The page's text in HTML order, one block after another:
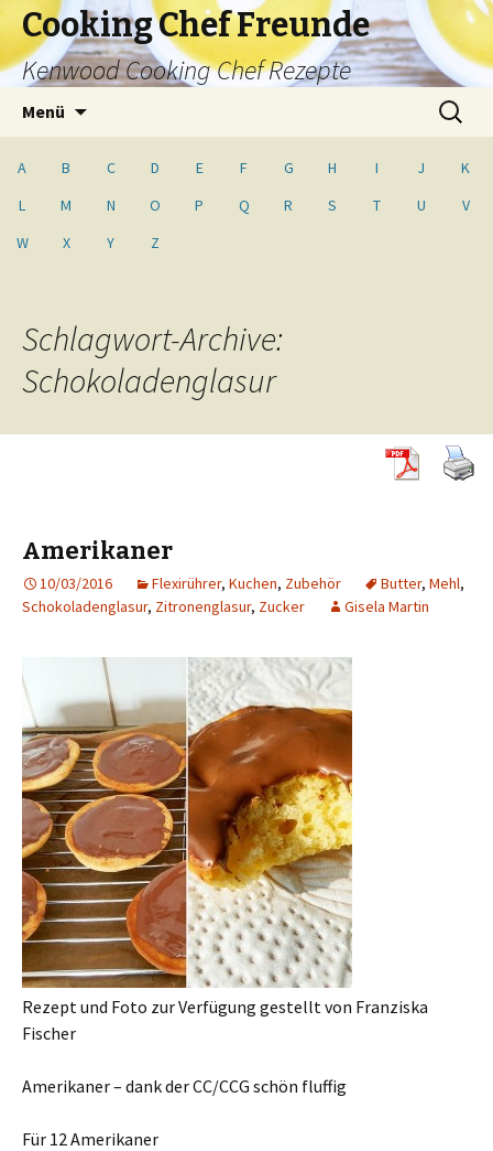
Cooking Chef Freunde
Kenwood Cooking Chef Rezepte
Menü
Suche
nach:
A B C D E F G H I J
K
L
M N O P Q R S T U
V
W
X Y Z
Schlagwort-Archive:
Schokoladenglasur
Amerikaner
10/03/2016 Flexirührer, Kuchen, Zubehör Butter, Mehl,
Schokoladenglasur, Zitronenglasur, Zucker Gisela Martin
Rezept und Foto zur Verfügung gestellt von Franziska
Fischer
Amerikaner – dank der CC/CCG schön fluffig
Für 12 Amerikaner